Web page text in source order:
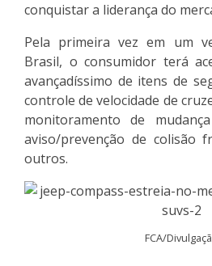
conquistar a liderança do
Pela primeira vez em um
Brasil, o consumidor terá
avançadíssimo de itens de
controle de velocidade de
monitoramento de
aviso/prevenção de colisão
outros.
FCA/